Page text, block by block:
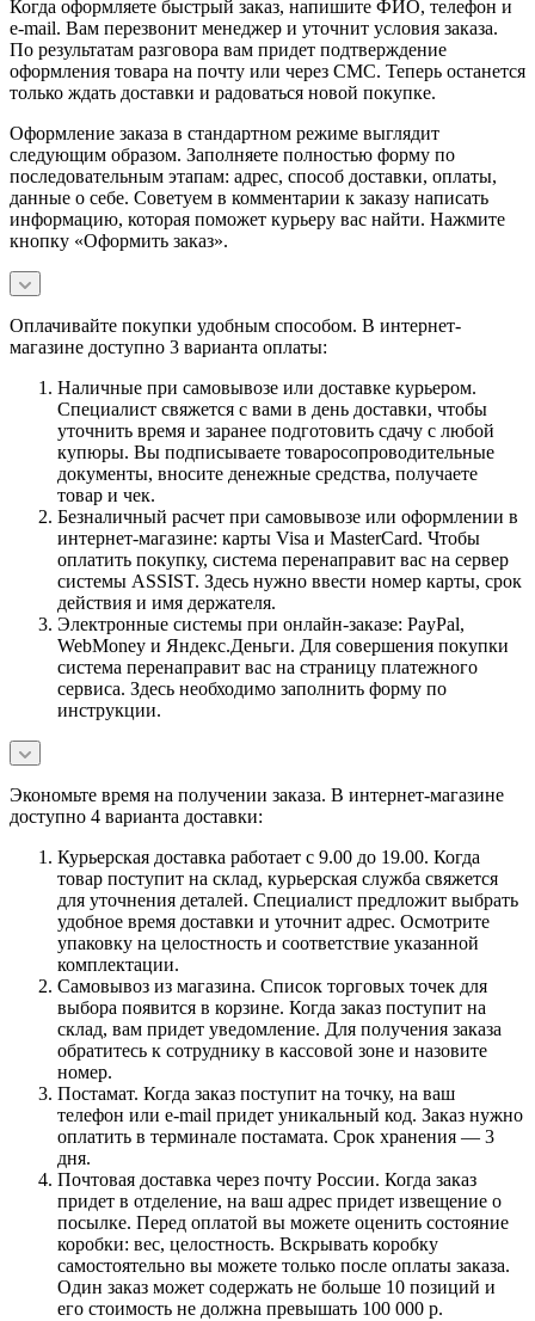
Когда оформляете быстрый заказ, напишите ФИО, телефон и
e-mail. Вам перезвонит менеджер и уточнит условия заказа.
По результатам разговора вам придет подтверждение
оформления товара на почту или через СМС. Теперь останется
только ждать доставки и радоваться новой покупке.
Оформление заказа в стандартном режиме выглядит
следующим образом. Заполняете полностью форму по
последовательным этапам: адрес, способ доставки, оплаты,
данные о себе. Советуем в комментарии к заказу написать
информацию, которая поможет курьеру вас найти. Нажмите
кнопку «Оформить заказ».
Оплачивайте покупки удобным способом. В интернет-
магазине доступно 3 варианта оплаты:
Наличные при самовывозе или доставке курьером.
Специалист свяжется с вами в день доставки, чтобы
уточнить время и заранее подготовить сдачу с любой
купюры. Вы подписываете товаросопроводительные
документы, вносите денежные средства, получаете
товар и чек.
Безналичный расчет при самовывозе или оформлении в
интернет-магазине: карты Visa и MasterCard. Чтобы
оплатить покупку, система перенаправит вас на сервер
системы ASSIST. Здесь нужно ввести номер карты, срок
действия и имя держателя.
Электронные системы при онлайн-заказе: PayPal,
WebMoney и Яндекс.Деньги. Для совершения покупки
система перенаправит вас на страницу платежного
сервиса. Здесь необходимо заполнить форму по
инструкции.
Экономьте время на получении заказа. В интернет-магазине
доступно 4 варианта доставки:
Курьерская доставка работает с 9.00 до 19.00. Когда
товар поступит на склад, курьерская служба свяжется
для уточнения деталей. Специалист предложит выбрать
удобное время доставки и уточнит адрес. Осмотрите
упаковку на целостность и соответствие указанной
комплектации.
Самовывоз из магазина. Список торговых точек для
выбора появится в корзине. Когда заказ поступит на
склад, вам придет уведомление. Для получения заказа
обратитесь к сотруднику в кассовой зоне и назовите
номер.
Постамат. Когда заказ поступит на точку, на ваш
телефон или e-mail придет уникальный код. Заказ нужно
оплатить в терминале постамата. Срок хранения — 3
дня.
Почтовая доставка через почту России. Когда заказ
придет в отделение, на ваш адрес придет извещение о
посылке. Перед оплатой вы можете оценить состояние
коробки: вес, целостность. Вскрывать коробку
самостоятельно вы можете только после оплаты заказа.
Один заказ может содержать не больше 10 позиций и
его стоимость не должна превышать 100 000 р.